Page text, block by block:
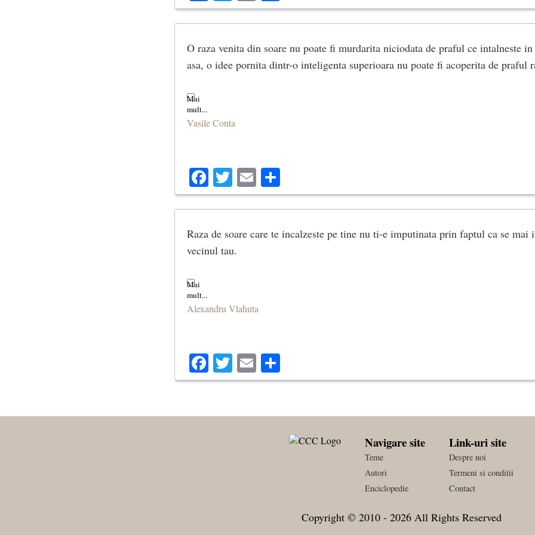
O floare albastră și crudă
se-nalță sfioasă spre soare
și cată la loc să se-ascundă
Tu soare, trimite lumina
în raze bogate spre noi
frunzișul, pe arborii goi.
O raza venita din soare nu poate fi murdarita niciodata de praful ce intalneste
asa, o idee pornita dintr-o inteligenta superioara nu poate fi acoperita de praful
Vasile Conta
Facebook
Twitter
Email
Raza de soare care te incalzeste pe tine nu ti-e imputinata prin faptul ca se mai
vecinul tau.
Alexandru Vlahuta
Facebook
Twitter
Email
Navigare site
Teme
Autori
Enciclopedie
Link-uri site
Despre noi
Termeni si conditii
Contact
Copyright © 2010 - 2026 All Rights Reserved